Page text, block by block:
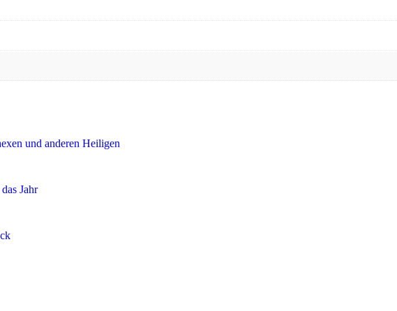
und anderen Heiligen
Jahr